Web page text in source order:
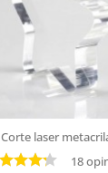
Corte laser
18